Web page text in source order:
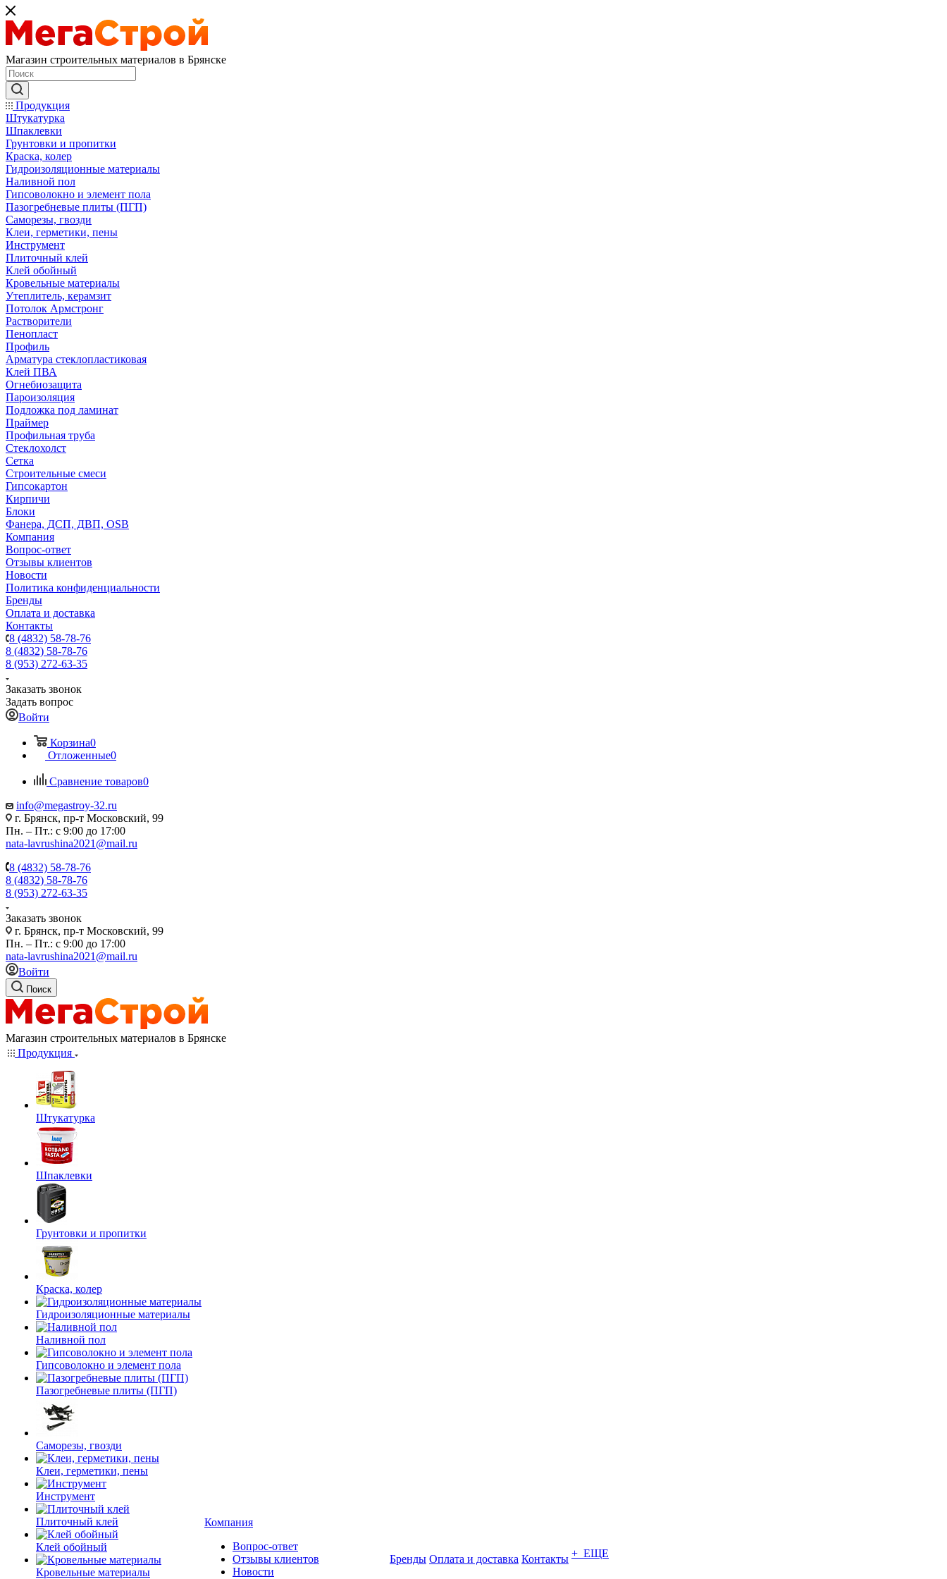
Магазин строительных материалов в Брянске
Продукция
Штукатурка
Шпаклевки
Грунтовки и пропитки
Краска, колер
Гидроизоляционные материалы
Наливной пол
Гипсоволокно и элемент пола
Пазогребневые плиты (ПГП)
Саморезы, гвозди
Клеи, герметики, пены
Инструмент
Плиточный клей
Клей обойный
Кровельные материалы
Утеплитель, керамзит
Потолок Армстронг
Растворители
Пенопласт
Профиль
Арматура стеклопластиковая
Клей ПВА
Огнебиозащита
Пароизоляция
Подложка под ламинат
Праймер
Профильная труба
Стеклохолст
Сетка
Строительные смеси
Гипсокартон
Кирпичи
Блоки
Фанера, ДСП, ДВП, OSB
Компания
Вопрос-ответ
Отзывы клиентов
Новости
Политика конфиденциальности
Бренды
Оплата и доставка
Контакты
8 (4832) 58-78-76
8 (4832) 58-78-76
8 (953) 272-63-35
Заказать звонок
Задать вопрос
Войти
Корзина0
Отложенные0
Сравнение товаров0
info@megastroy-32.ru
г. Брянск, пр-т Московский, 99
Пн. – Пт.: с 9:00 до 17:00
nata-lavrushina2021@mail.ru
8 (4832) 58-78-76
8 (4832) 58-78-76
8 (953) 272-63-35
Заказать звонок
г. Брянск, пр-т Московский, 99
Пн. – Пт.: с 9:00 до 17:00
nata-lavrushina2021@mail.ru
Войти
Поиск
Магазин строительных материалов в Брянске
Продукция
Штукатурка
Шпаклевки
Грунтовки и пропитки
Краска, колер
Гидроизоляционные материалы
Наливной пол
Гипсоволокно и элемент пола
Пазогребневые плиты (ПГП)
Саморезы, гвозди
Клеи, герметики, пены
Инструмент
Плиточный клей
Клей обойный
Кровельные материалы
Компания
Вопрос-ответ
Отзывы клиентов
Новости
Бренды Оплата и доставка Контакты + ЕЩЕ